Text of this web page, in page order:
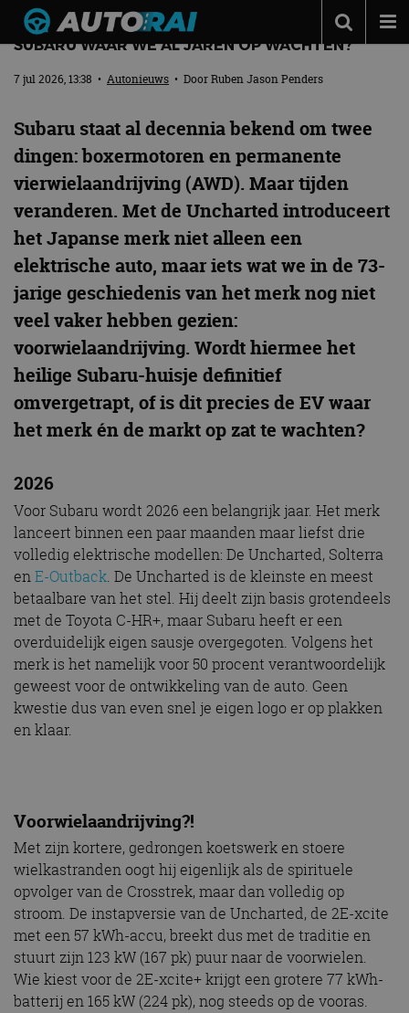
Autotests
Automerken
Adverteren
Contact
MotorRAI.nl
REVIEW – SUBARU UNCHARTED (2026) – DE
SUBARU WAAR WE AL JAREN OP WACHTEN?
7 jul 2026, 13:38 • Autonieuws • DoorRuben Jason Penders
Subaru staat al decennia bekend om twee
dingen: boxermotoren en permanente
vierwielaandrijving (AWD). Maar tijden
veranderen. Met de Uncharted introduceert
het Japanse merk niet alleen een
elektrische auto, maar iets wat we in de 73-
jarige geschiedenis van het merk nog niet
veel vaker hebben gezien:
voorwielaandrijving. Wordt hiermee het
heilige Subaru-huisje definitief
omvergetrapt, of is dit precies de EV waar
het merk én de markt op zat te wachten?
2026
Voor Subaru wordt 2026 een belangrijk jaar. Het merk
lanceert binnen een paar maanden maar liefst drie
volledig elektrische modellen: De Uncharted, Solterra
enE-Outback. De Uncharted is de kleinste en meest
betaalbare van het stel. Hij deelt zijn basis grotendeels
met de Toyota C-HR+, maar Subaru heeft er een
overduidelijk eigen sausje overgegoten. Volgens het
merk is het namelijk voor 50 procent verantwoordelijk
geweest voor de ontwikkeling van de auto. Geen
kwestie dus van even snel je eigen logo er op plakken
en klaar.
Voorwielaandrijving?!
Met zijn kortere, gedrongen koetswerk en stoere
wielkastranden oogt hij eigenlijk als de spirituele
opvolger van de Crosstrek, maar dan volledig op
stroom. De instapversie van de Uncharted, de 2E-xcite
met een 57 kWh-accu, breekt dus met de traditie en
stuurt zijn 123 kW (167 pk) puur naar de voorwielen.
Wie kiest voor de 2E-xcite+ krijgt een grotere 77 kWh-
batterij en 165 kW (224 pk), nog steeds op de vooras.